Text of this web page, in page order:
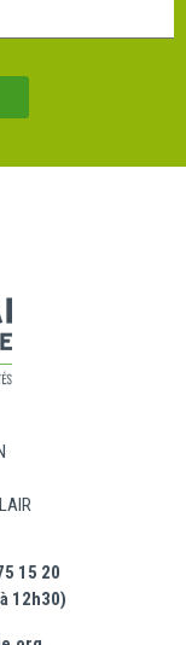
15 20
12h30)